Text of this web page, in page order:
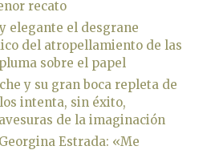
recato
elegante el desgrane
del atropellamiento de las
sobre el papel
y su gran boca repleta de
intenta, sin éxito,
de la imaginación
Estrada: «Me